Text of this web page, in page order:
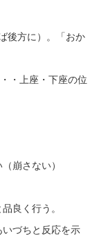
後方に）。「おか
・上座・下座の位
崩さない）
良く行う。
いづちと反応を示